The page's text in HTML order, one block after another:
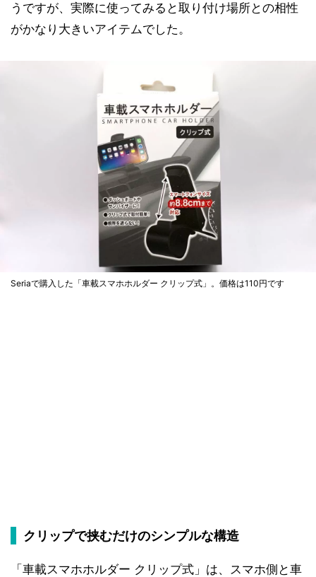
うですが、実際に使ってみると取り付け場所との相性
がかなり大きいアイテムでした。
Seriaで購入した「車載スマホホルダー クリップ式」。価格は110円です
クリップで挟むだけのシンプルな構造
「車載スマホホルダー クリップ式」は、スマホ側と車